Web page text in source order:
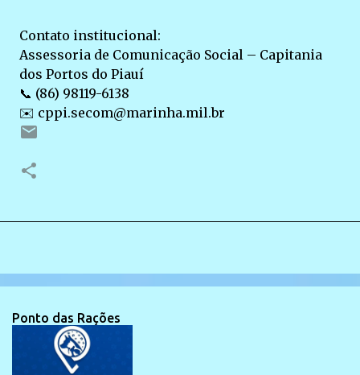
Contato institucional:
Assessoria de Comunicação Social – Capitania
dos Portos do Piauí
📞 (86) 98119-6138
✉️ cppi.secom@marinha.mil.br
Ponto das Rações